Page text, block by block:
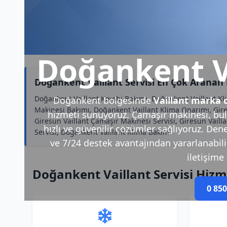
Doğankent
Doğankent bölgesindeVaillant marka
hizmeti sunuyoruz. Çamaşır makinesi,
hızlı ve güvenilir çözümler sağlıyoruz.
ve 7/24 destek avantajından
iletişime
0
Doğankent Vaillant Servisi En Çok
Doğankent Vaillant Kombi Bakımı, Doğankent Vaillant
Makinesi Bakımı, Doğankent Vaillant Klima Onarımı,
Giresun Vaillant Çamaşır Makinesi Servisi, Giresun
Servisi, Doğankent Vaillant Klima Bakımı
Doğankent Vaillant Servisi